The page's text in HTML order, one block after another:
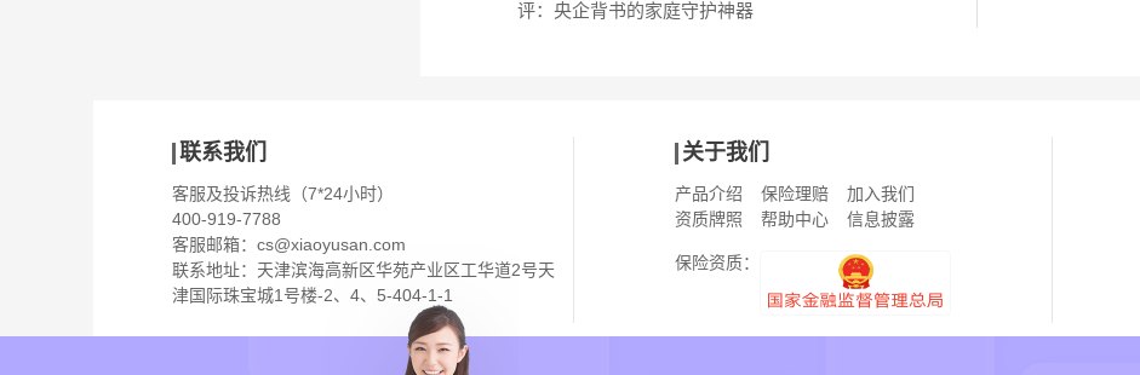
评：央企背书的家庭守护神器
联系我们
客服及投诉热线（7*24小时）
400-919-7788
客服邮箱： cs@xiaoyusan.com
联系地址：天津滨海高新区华苑产业区工华道2号天
津国际珠宝城1号楼-2、4、5-404-1-1
关于我们
产品介绍 保险理赔
加入我们
资质牌照
帮助中心 信息披露
保险资质：